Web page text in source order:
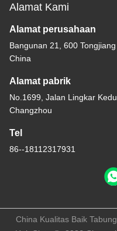
Alamat Kami
Alamat perusahaan
Bangunan 21, 600
China
Alamat pabrik
No.1699, Jalan Lingkar
Changzhou
Tel
86--18112317931
China Kualitas Baik